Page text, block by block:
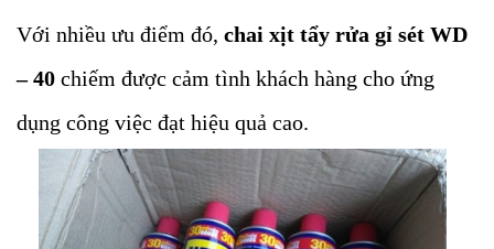
Với nhiều ưu điểm đó, chai xịt tẩy rửa gỉ sét WD
– 40 chiếm được cảm tình khách hàng cho ứng
dụng công việc đạt hiệu quả cao.